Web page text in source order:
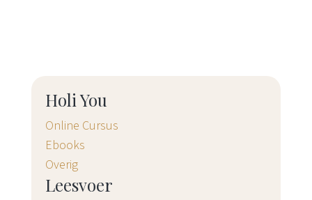
Holi You
Online Cursus
Ebooks
Overig
Leesvoer